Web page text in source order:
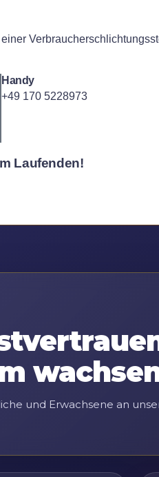
Handy
+49 170 5228973
Laufenden!
und Erwachsene an